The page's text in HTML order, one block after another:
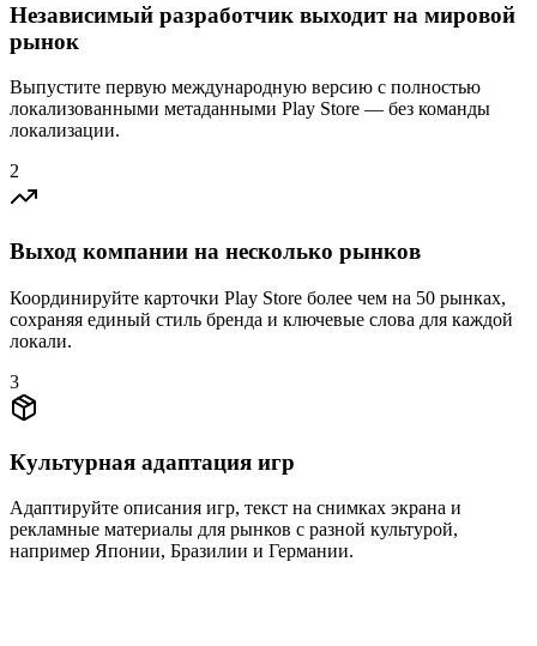
Независимый разработчик выходит на мировой
рынок
Выпустите первую международную версию с полностью
локализованными метаданными Play Store — без команды
локализации.
2
Выход компании на несколько рынков
Координируйте карточки Play Store более чем на 50 рынках,
сохраняя единый стиль бренда и ключевые слова для каждой
локали.
3
Культурная адаптация игр
Адаптируйте описания игр, текст на снимках экрана и
рекламные материалы для рынков с разной культурой,
например Японии, Бразилии и Германии.